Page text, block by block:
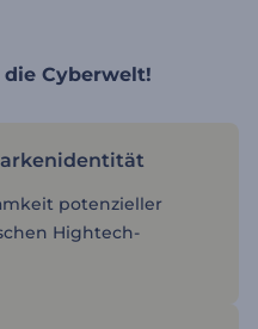
die Cyberwelt!
potenzieller
Hightech-